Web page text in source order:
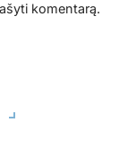
komentarą.